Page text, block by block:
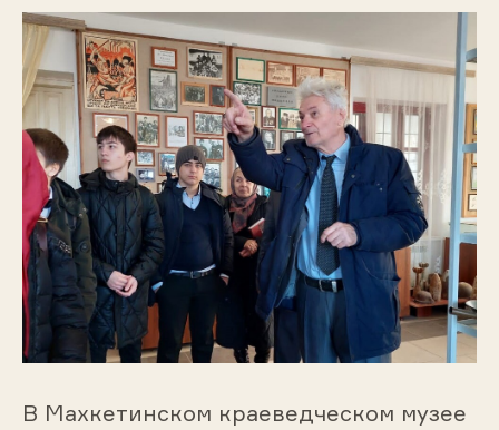
В Махкетинском краеведческом музее